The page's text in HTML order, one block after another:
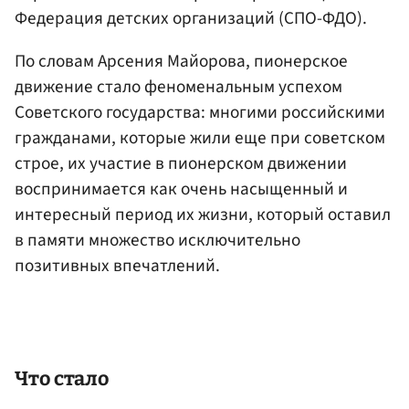
Федерация детских организаций (СПО-ФДО).
По словам Арсения Майорова, пионерское
движение стало феноменальным успехом
Советского государства: многими российскими
гражданами, которые жили еще при советском
строе, их участие в пионерском движении
воспринимается как очень насыщенный и
интересный период их жизни, который оставил
в памяти множество исключительно
позитивных впечатлений.
Что стало